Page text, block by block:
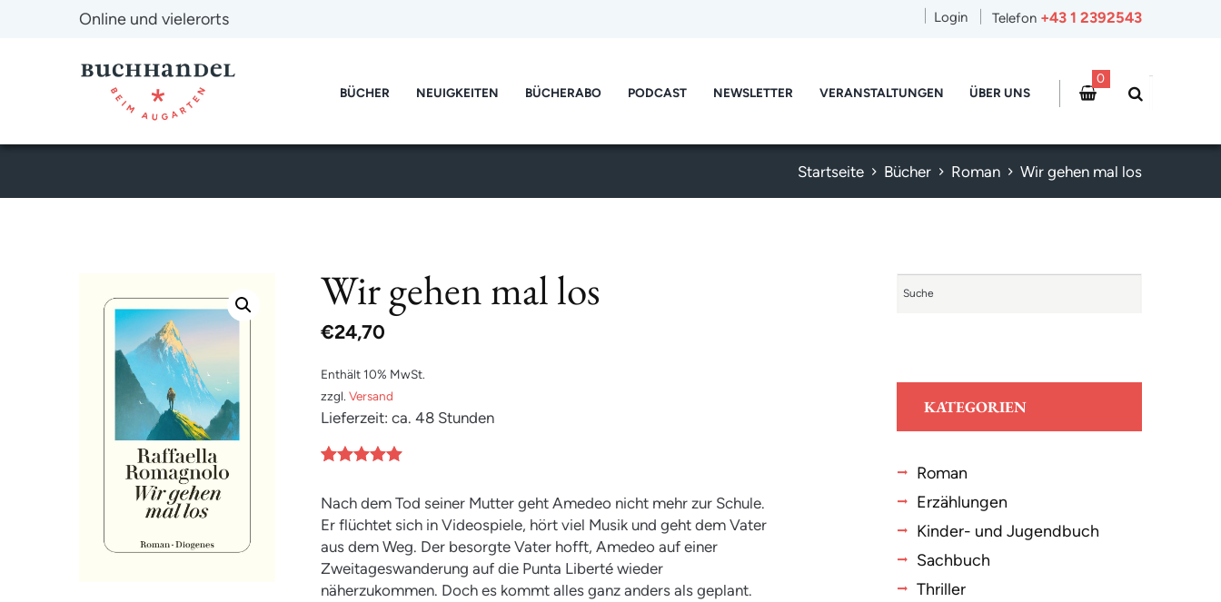
Online und vielerorts Telefon +43 1 2392543
Login
BÜCHER NEUIGKEITEN BÜCHERABO PODCAST NEWSLETTER VERANSTALTUNGEN ÜBER UNS
0
Startseite Bücher Roman Wir gehen mal los
Wir gehen mal los
€24,70
Enthält 10% MwSt.
zzgl. Versand
Lieferzeit: ca. 48 Stunden
basierend
auf
Kundenbew
ertung
Nach dem Tod seiner Mutter geht Amedeo nicht mehr zur Schule.
Er flüchtet sich in Videospiele, hört viel Musik und geht dem Vater
aus dem Weg. Der besorgte Vater hofft, Amedeo auf einer
Zweitageswanderung auf die Punta Liberté wieder
näherzukommen. Doch es kommt alles ganz anders als geplant.
KATEGORIEN
Roman
Erzählungen
Kinder- und Jugendbuch
Sachbuch
Thriller